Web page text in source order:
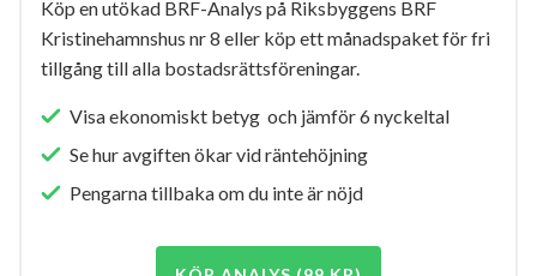
Köp en utökad BRF-Analys på Riksbyggens BRF
Kristinehamnshus nr 8 eller köp ett månadspaket för fri
tillgång till alla bostadsrättsföreningar.
Visa ekonomiskt betyg och jämför 6 nyckeltal
Se hur avgiften ökar vid räntehöjning
Pengarna tillbaka om du inte är nöjd